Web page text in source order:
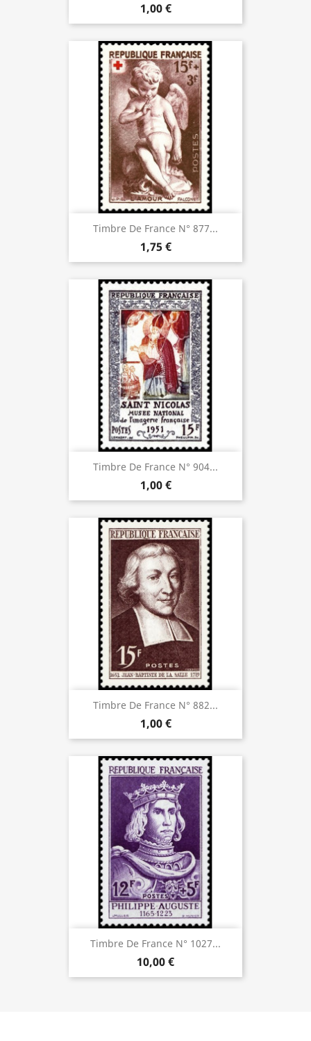
1,00 €
Timbre De France N° 877...
1,75 €
Timbre De France N° 904...
1,00 €
Timbre De France N° 882...
1,00 €
Timbre De France N° 1027...
10,00 €